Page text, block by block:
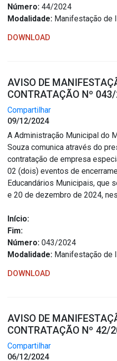
Número: 44/2024
Modalidade: Manifestação de
DOWNLOAD
AVISO DE
CONTRATAÇÃO Nº
Compartilhar
09/12/2024
A Administração Municipal do
Souza comunica através do
contratação de empresa
02 (dois) eventos de
Educandários Municipais, que
e 20 de dezembro de 2024,
Início:
Fim:
Número: 043/2024
Modalidade: Manifestação de
DOWNLOAD
AVISO DE
CONTRATAÇÃO Nº 42/
Compartilhar
06/12/2024